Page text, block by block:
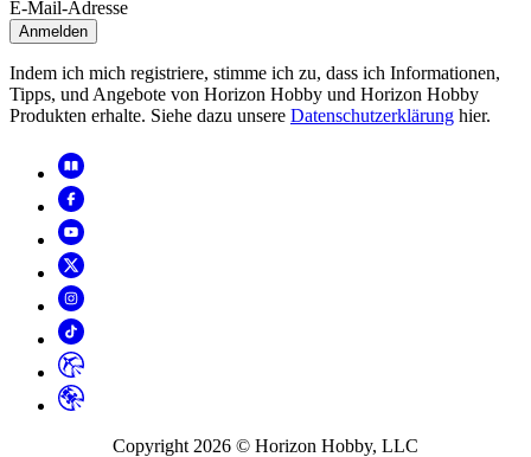
E-Mail-Adresse
Anmelden
Indem ich mich registriere, stimme ich zu, dass ich Informationen,
Tipps, und Angebote von Horizon Hobby und Horizon Hobby
Produkten erhalte. Siehe dazu unsere Datenschutzerklärung hier.
Copyright 2026 © Horizon Hobby, LLC